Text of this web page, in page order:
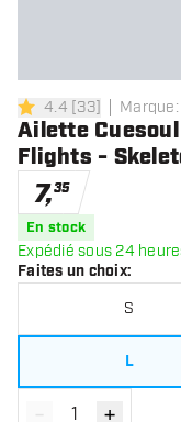
4.4 étoiles de notation
4.4 [33] Marque:
Ailette
Flights -
7,35
En stock
Expédié sous 24
Faites un choix:
S
L
- +